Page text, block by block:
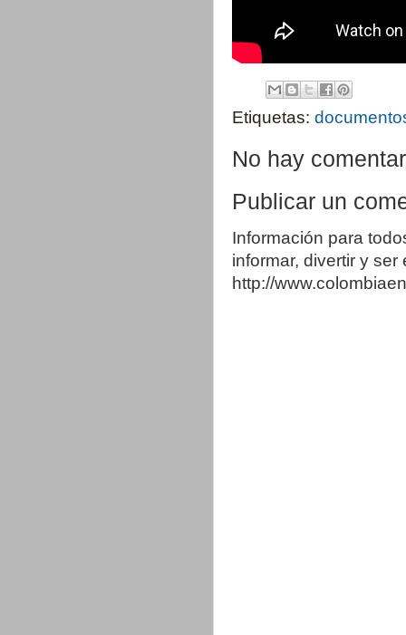
Etiquetas:
No hay
Publicar un
Información para
informar, divertir y
http://